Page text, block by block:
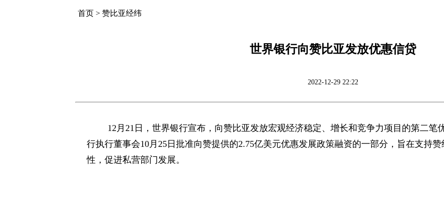
首页 > 赞比亚经纬
世界银行向赞比亚发放优惠信贷
2022-12-29 22:22
12月21日，世界银行宣布，向赞比亚发放宏观经济稳定、增长和竞争力项目的第二笔
行执行董事会10月25日批准向赞提供的2.75亿美元优惠发展政策融资的一部分，旨在支持
性，促进私营部门发展。